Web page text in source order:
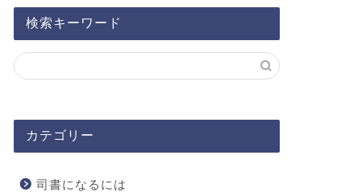
検索キーワード
カテゴリー
司書になるには